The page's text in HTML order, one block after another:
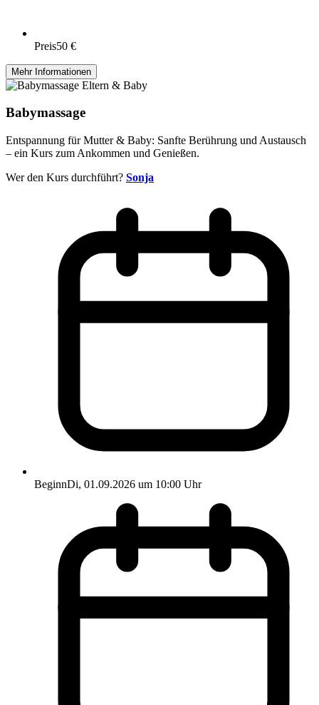
Preis50 €
Mehr Informationen
Eltern & Baby
Babymassage
Entspannung für Mutter & Baby: Sanfte Berührung und Austausch
– ein Kurs zum Ankommen und Genießen.
Wer den Kurs durchführt? Sonja
BeginnDi, 01.09.2026 um 10:00 Uhr